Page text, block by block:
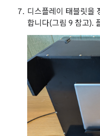
디스플레이 태블릿을
합니다(그림 9 참고).